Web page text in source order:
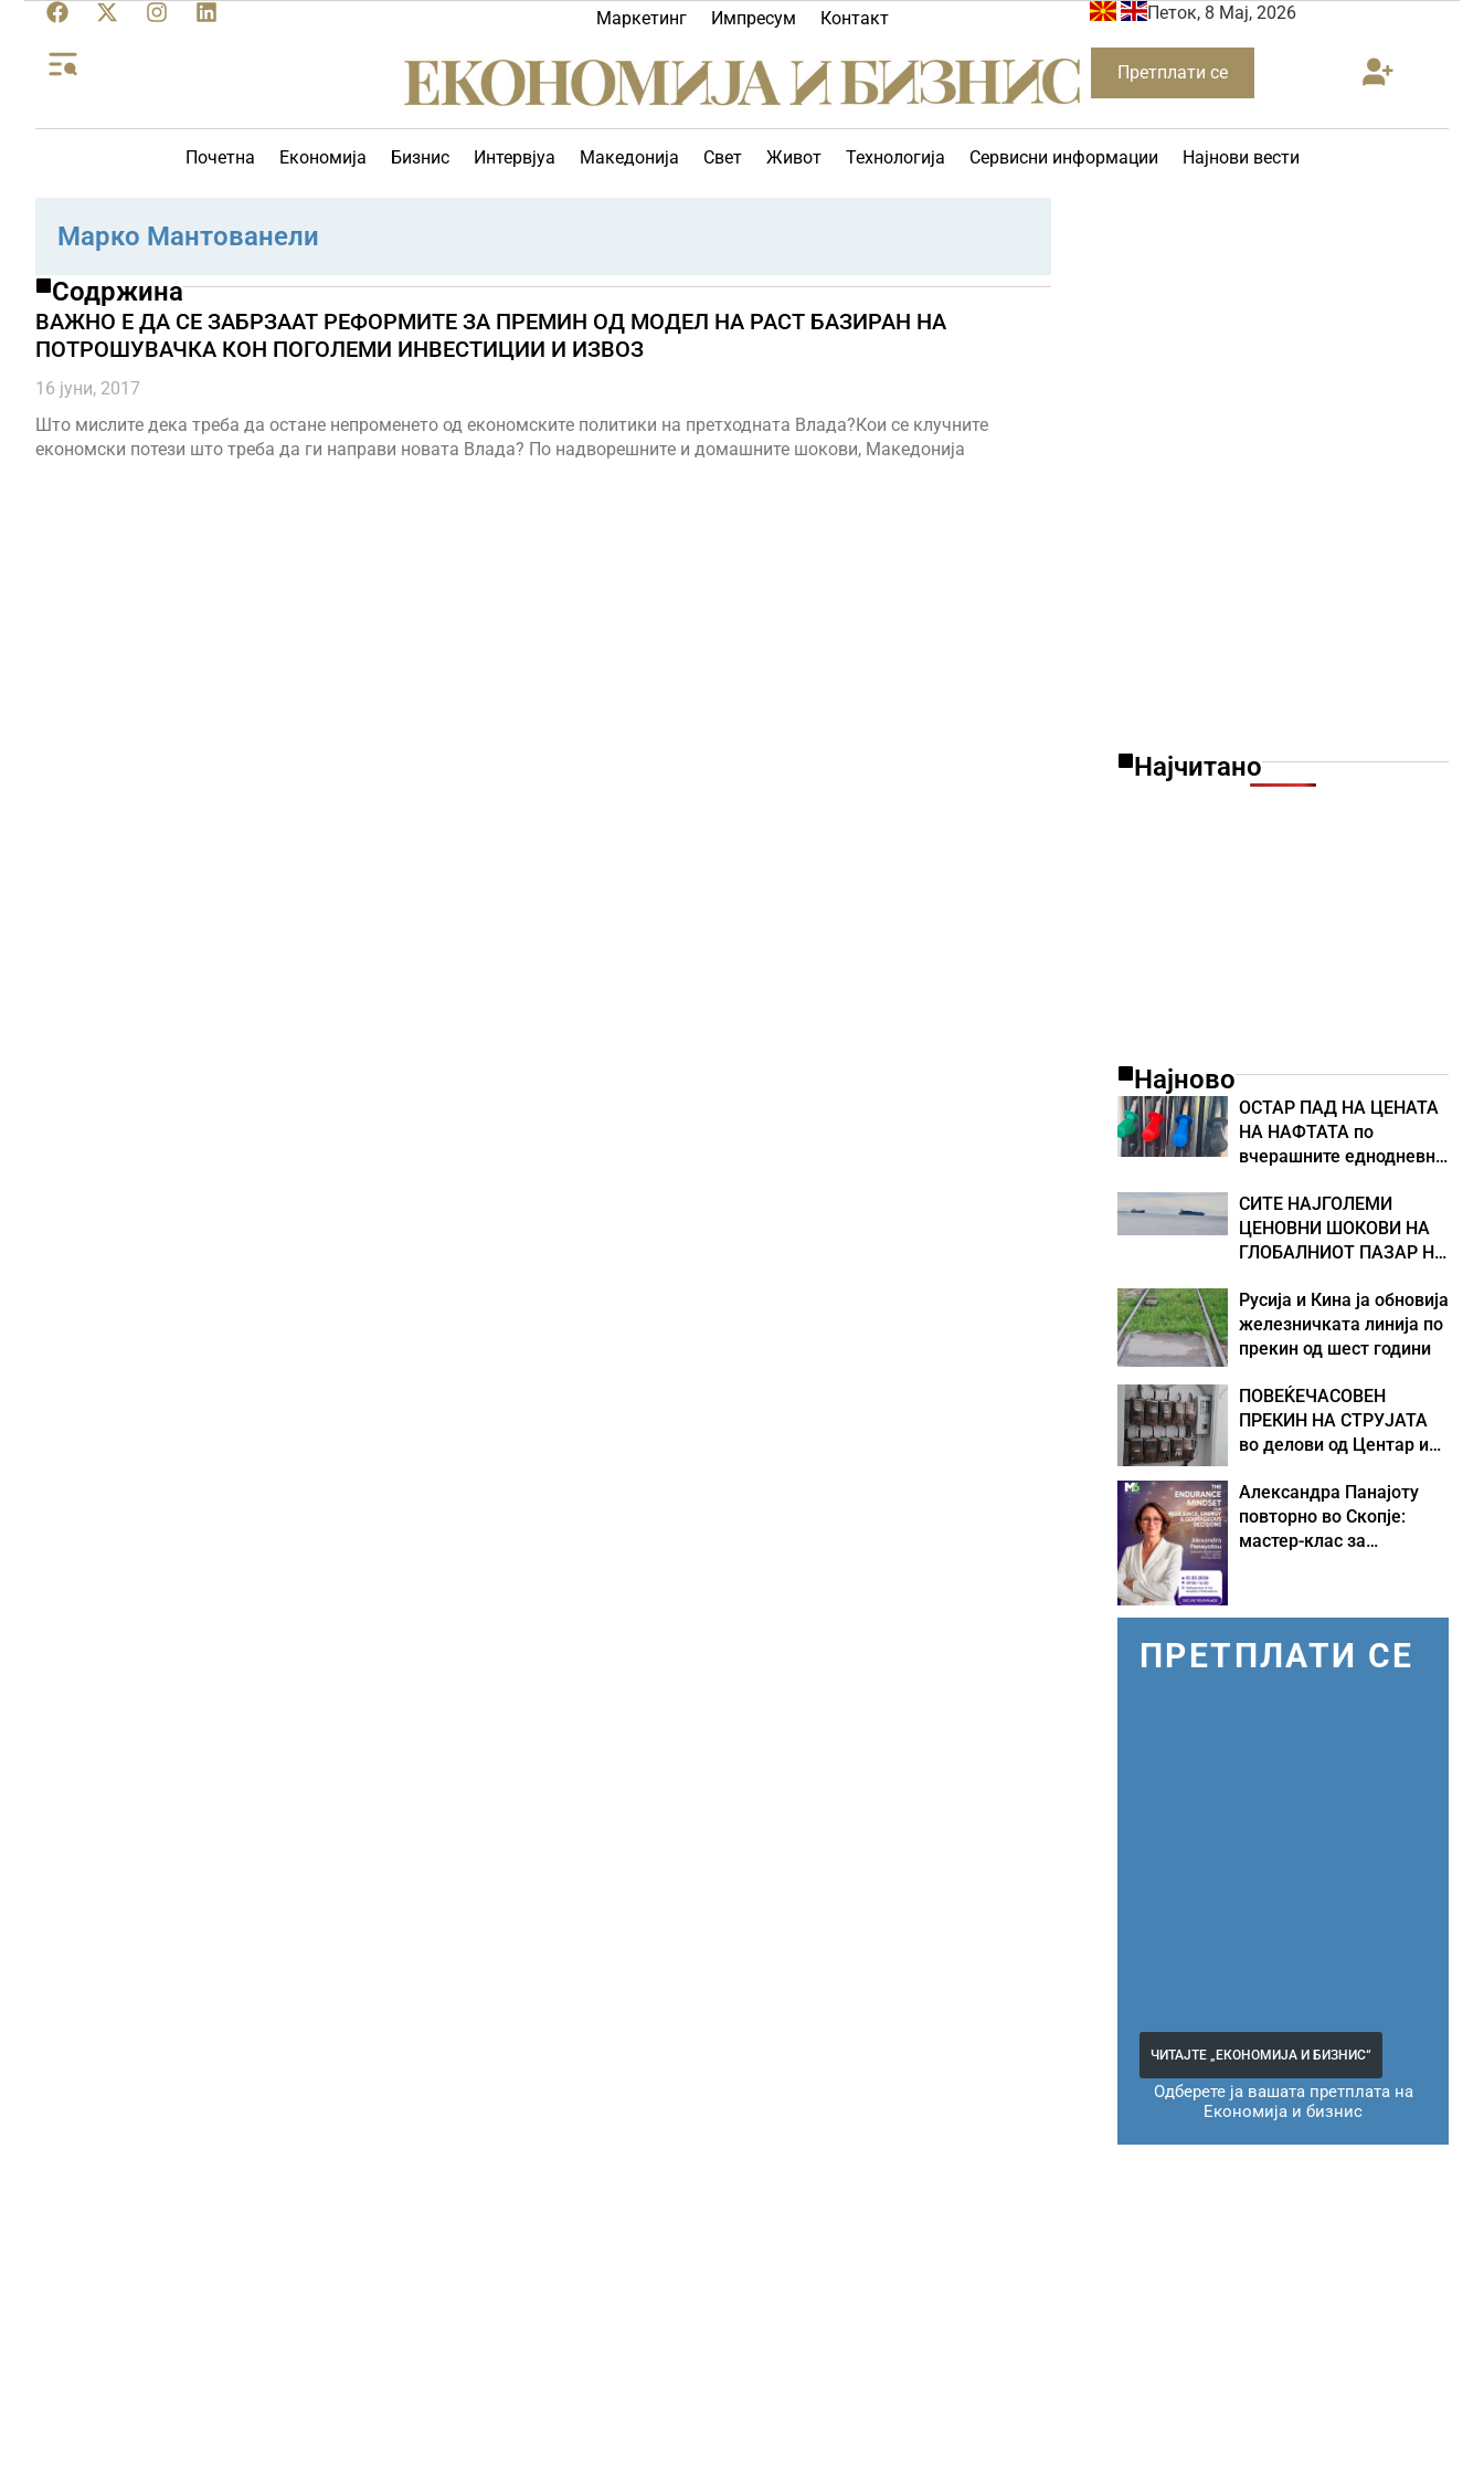
Маркетинг Импресум Контакт Петок, 8 Мај, 2026
Претплати се
Почетна Економија Бизнис Интервјуа Македонија Свет Живот Технологија Сервисни информации Најнови вести
Марко Мантованели
Содржина
ВАЖНО Е ДА СЕ ЗАБРЗААТ РЕФОРМИТЕ ЗА ПРЕМИН ОД МОДЕЛ НА РАСТ БАЗИРАН НА
ПОТРОШУВАЧКА КОН ПОГОЛЕМИ ИНВЕСТИЦИИ И ИЗВОЗ
16 јуни, 2017
Што мислите дека треба да остане непроменето од економските политики на претходната Влада?Кои се клучните
економски потези што треба да ги направи новата Влада? По надворешните и домашните шокови, Македонија
Најчитано
Најново
ОСТАР ПАД НА ЦЕНАТА
НА НАФТАТА по
вчерашните еднодневни
СИТЕ НАЈГОЛЕМИ
ЦЕНОВНИ ШОКОВИ НА
ГЛОБАЛНИОТ ПАЗАР НА
воените конфликти во
Персискиот Залив
Русија и Кина ја обновија
железничката линија по
прекин од шест години
ПОВЕЌЕЧАСОВЕН
ПРЕКИН НА СТРУЈАТА
во делови од Центар и
Александра Панајоту
повторно во Скопје:
мастер-клас за
ПРЕТПЛАТИ СЕ
ЧИТАЈТЕ „ЕКОНОМИЈА И БИЗНИС“
Одберете ја вашата претплата на
Економија и бизнис